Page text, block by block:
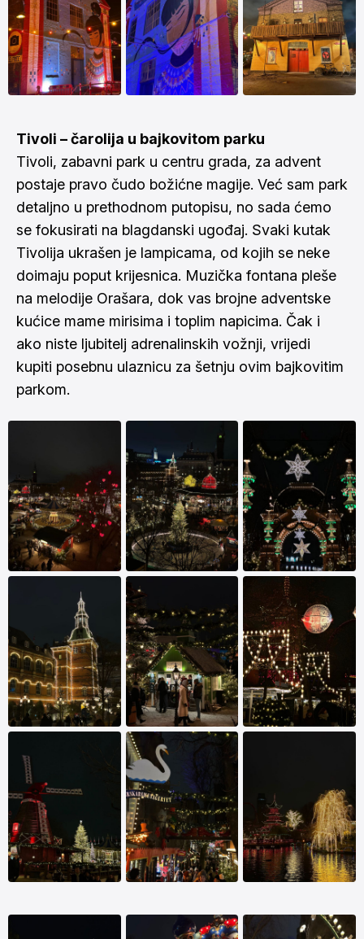
Tivoli – čarolija u bajkovitom parku
Tivoli, zabavni park u centru grada, za advent
postaje pravo čudo božićne magije. Već sam park
detaljno u prethodnom putopisu, no sada ćemo
se fokusirati na blagdanski ugođaj. Svaki kutak
Tivolija ukrašen je lampicama, od kojih se neke
doimaju poput krijesnica. Muzička fontana pleše
na melodije Orašara, dok vas brojne adventske
kućice mame mirisima i toplim napicima. Čak i
ako niste ljubitelj adrenalinskih vožnji, vrijedi
kupiti posebnu ulaznicu za šetnju ovim bajkovitim
parkom.